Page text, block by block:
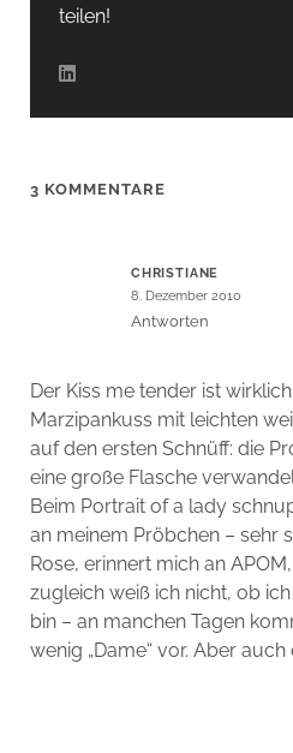
teilen!
3 KOMMENTARE
CHRISTIANE
8. Dezember 2010
Antworten
Der Kiss me tender ist
Marzipankuss mit leichten
auf den ersten Schnüff: die
eine große Flasche
Beim Portrait of a lady
an meinem Pröbchen – sehr
Rose, erinnert mich an
zugleich weiß ich nicht, ob
bin – an manchen Tagen
wenig „Dame“ vor. Aber